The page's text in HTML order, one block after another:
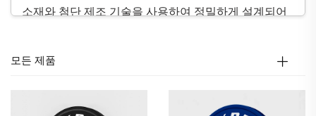
소재와 첨단 제조 기술을 사용하여 정밀하게 설계되어
빈도 사용
경에서도 오랜 시간 동안 우수한 성능을 제공하는
모든 제품